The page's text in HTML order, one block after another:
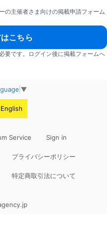
の主催者さま向けの掲載申請フォーム
こちら
要です。ログイン後に掲載フォームへ
▼
English
Service Sign in
プライバシーポリシー
特定商取引法について